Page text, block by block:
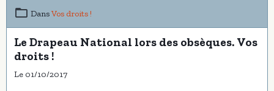
DansVos droits !
Le Drapeau National lors des obsèques. Vos
droits !
Le 01/10/2017